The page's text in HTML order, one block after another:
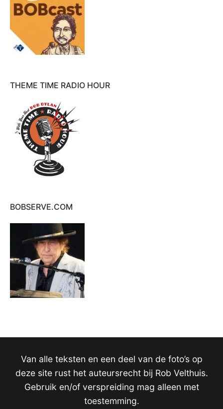
THEME TIME RADIO HOUR
BOBSERVE.COM
Van alle teksten en een deel van de foto’s op
deze site rust het auteursrecht bij Rob Velthuis.
Gebruik en/of verspreiding mag alleen met
toestemming.